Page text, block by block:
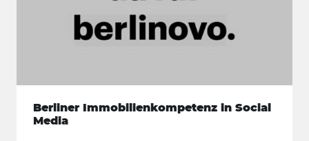
Berliner Immobilienkompetenz in Social
Media